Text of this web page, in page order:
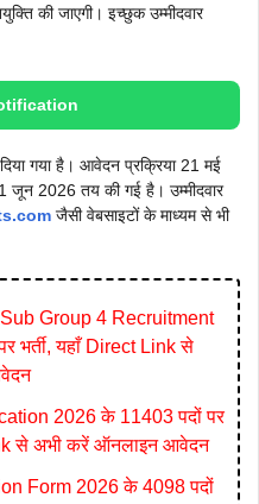
की जाएगी। इच्छुक उम्मीदवार
दिया गया है। आवेदन प्रक्रिया 21 मई
2026 तय की गई है। उम्मीदवार
जैसी वेबसाइटों के माध्यम से भी
Group 4 Recruitment
भर्ती, यहाँ Direct Link से
2026 के 11403 पदों पर
से अभी करें ऑनलाइन आवेदन
Form 2026 के 4098 पदों